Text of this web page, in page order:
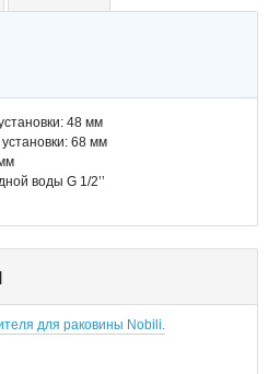
48 мм
68 мм
воды G 1/2’’
для раковины Nobili.